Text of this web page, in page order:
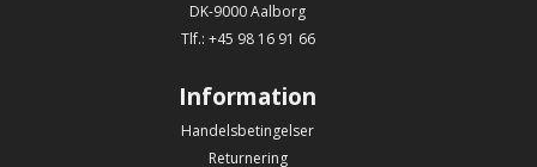
DK-9000 Aalborg
Tlf.: +45 98 16 91 66
Information
Handelsbetingelser
Returnering